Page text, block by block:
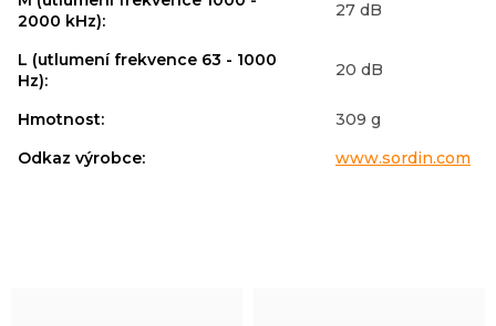
2000 kHz):
27 dB
L (utlumení frekvence 63 - 1000
Hz):
20 dB
Hmotnost:
309 g
Odkaz výrobce: www.sordin.com